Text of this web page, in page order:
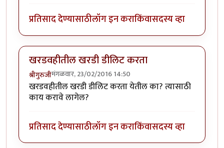
प्रतिसाद देण्यासाठीलॉग इन कराकिंवासदस्य व्हा
खरडवहीतील खरडी डीलिट करता
श्रीगुरुजीमंगळवार, 23/02/2016 14:50
खरडवहीतील खरडी डीलिट करता येतील का? त्यासाठी
काय करावे लागेल?
प्रतिसाद देण्यासाठीलॉग इन कराकिंवासदस्य व्हा